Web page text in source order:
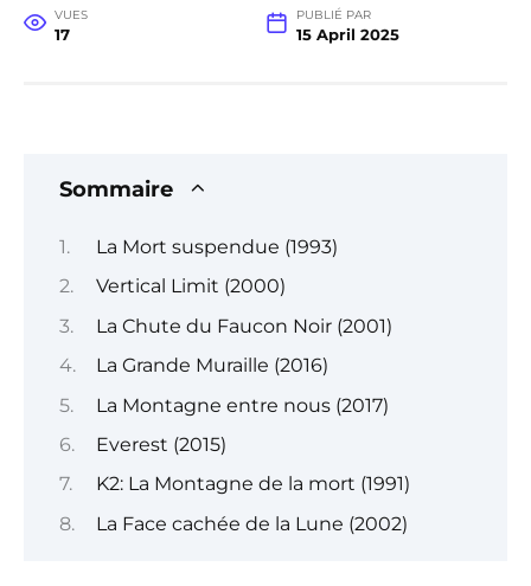
VUES
17
PUBLIÉ PAR
15 April 2025
Sommaire
La Mort suspendue (1993)
Vertical Limit (2000)
La Chute du Faucon Noir (2001)
La Grande Muraille (2016)
La Montagne entre nous (2017)
Everest (2015)
K2: La Montagne de la mort (1991)
La Face cachée de la Lune (2002)